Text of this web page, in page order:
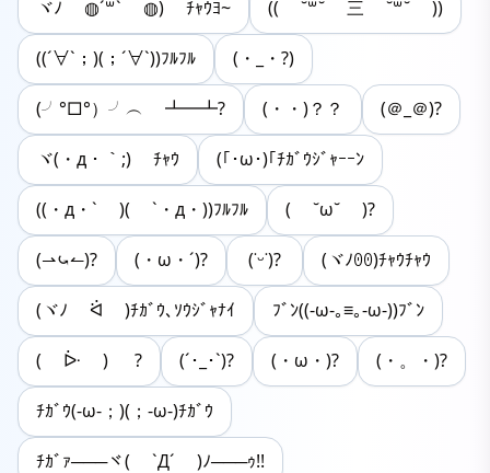
ヾﾉ ◍´꒳` ◍) ﾁｬｳﾖ~ (( ˘꒳˘​ 三 ˘꒳˘​ ))
((´∀`；)(；´∀`))ﾌﾙﾌﾙ (・_・?)
(╯°□°）╯︵ ┻━┻? (・・)？？ (＠_＠)?
ヾ(・д・｀;) ﾁｬｳ (｢･ω･)｢ﾁｶﾞｳｼﾞｬｰｰﾝ
((・д・` )( `・д・))ﾌﾙﾌﾙ ( ˘ω˘ )?
(⇀⤿↼)? (・ω・´)? (˙ᵕ˙)? (ヾﾉꏿꏿ)ﾁｬｳﾁｬｳ
(ヾﾉ ᐛ )ﾁｶﾞｳ､ｿｳｼﾞｬﾅｲ ﾌﾞﾝ((-ω-｡≡｡-ω-))ﾌﾞﾝ
( ᐕ ) ? (´･_･`)? (・ω・)? (・。・)?
ﾁｶﾞｳ(-ω-；)(；-ω-)ﾁｶﾞｳ
ﾁｶﾞｧ───ヾ( `Д´ )ﾉ───ｩ!!